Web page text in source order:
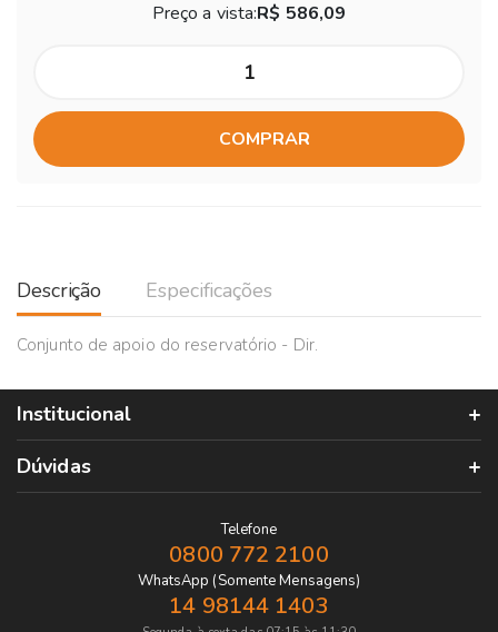
Preço a vista:R$ 586,09
COMPRAR
Descrição Especificações
Conjunto de apoio do reservatório - Dir.
Institucional
Dúvidas
Telefone
0800 772 2100
WhatsApp (Somente Mensagens)
14 98144 1403